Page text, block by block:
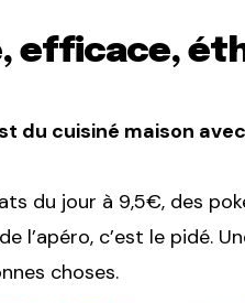
efficace,
du cuisiné maison
du jour à 9,5€, des
l’apéro, c’est le pidé.
choses.